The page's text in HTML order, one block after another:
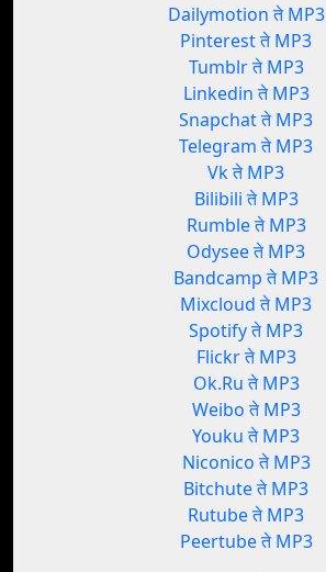
Dailymotion ते MP3
Pinterest ते MP3
Tumblr ते MP3
Linkedin ते MP3
Snapchat ते MP3
Telegram ते MP3
Vk ते MP3
Bilibili ते MP3
Rumble ते MP3
Odysee ते MP3
Bandcamp ते MP3
Mixcloud ते MP3
Spotify ते MP3
Flickr ते MP3
Ok.Ru ते MP3
Weibo ते MP3
Youku ते MP3
Niconico ते MP3
Bitchute ते MP3
Rutube ते MP3
Peertube ते MP3